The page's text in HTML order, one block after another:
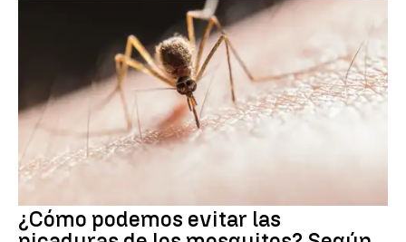
¿Cómo podemos evitar las